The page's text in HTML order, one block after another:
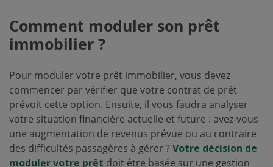
Comment moduler son prêt
immobilier ?
Pour moduler votre prêt immobilier, vous devez
commencer par vérifier que votre contrat de prêt
prévoit cette option. Ensuite, il vous faudra analyser
votre situation financière actuelle et future : avez-vous
une augmentation de revenus prévue ou au contraire
des difficultés passagères à gérer ?Votre décision de
moduler votre prêt doit être basée sur une gestion